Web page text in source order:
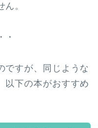
。
・
ですが、同じような
以下の本がおすすめ